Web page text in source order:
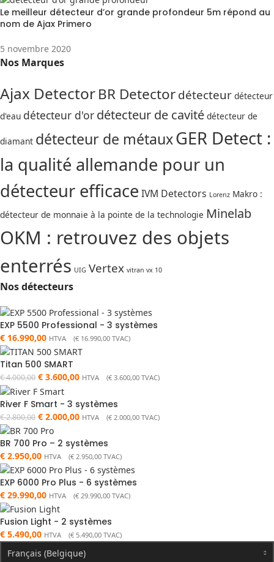
Le meilleur détecteur d’or grande profondeur 5m répond au
nom de Ajax Primero
5 novembre 2020
Nos Marques
Ajax DetectorBR Detectordétecteur détecteur
d'eau détecteur d'or détecteur de cavité détecteur de
diamant détecteur de métauxGER Detect :
la qualité allemande pour un
détecteur efficace IVM Detectors Lorenz Makro :
détecteur de monnaie à la pointe de la technologie Minelab
OKM : retrouvez des objets
enterrés UIG Vertex vitran vx 10
Nos détecteurs
EXP 5500 Professional - 3 systèmes
€ 16.990,00 HTVA (€ 16.990,00 TVAC)
Titan 500 SMART
€4.000,00 € 3.600,00 HTVA (€ 3.600,00 TVAC)
River F Smart - 3 systèmes
€2.800,00 € 2.000,00 HTVA (€ 2.000,00 TVAC)
BR 700 Pro – 2 systèmes
€ 2.950,00 HTVA (€ 2.950,00 TVAC)
EXP 6000 Pro Plus - 6 systèmes
€ 29.990,00 HTVA (€ 29.990,00 TVAC)
Fusion Light - 2 systèmes
€ 5.490,00 HTVA (€ 5.490,00 TVAC)
Français (Belgique)